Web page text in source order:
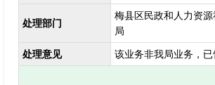
处理部门
梅县区民政和人力资
局
处理意见 该业务非我局业务，